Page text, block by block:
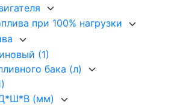
при 100% нагрузки
(1)
бака (л)
(мм)